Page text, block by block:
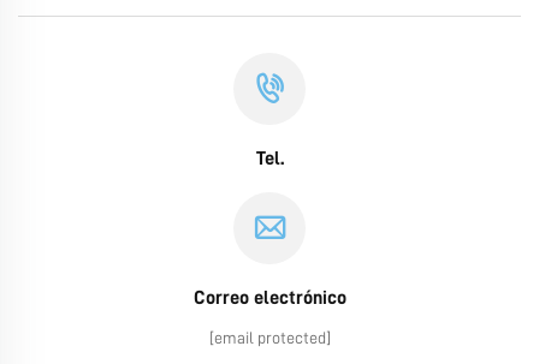
Tel.
Correo electrónico
[email protected]